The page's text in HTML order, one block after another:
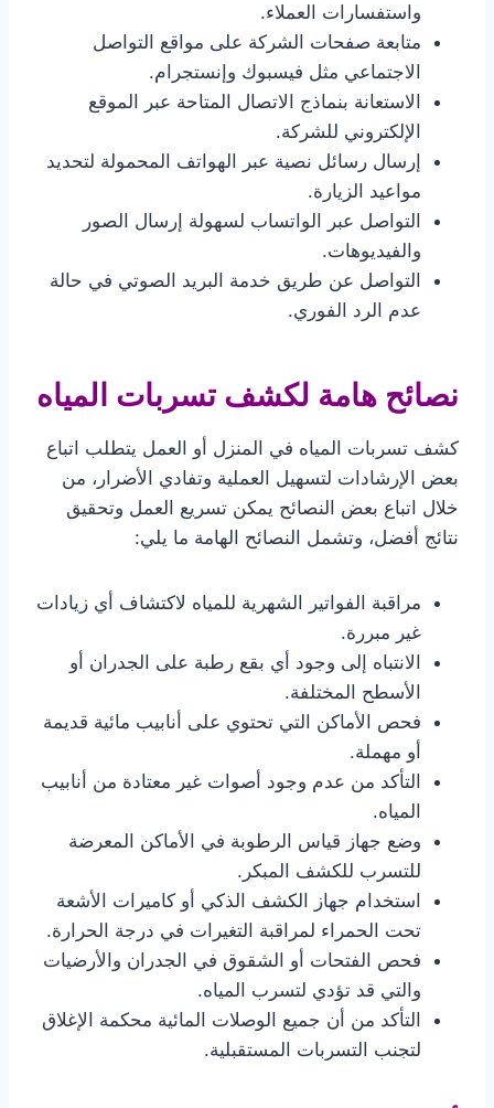
واستفسارات العملاء.
متابعة صفحات الشركة على مواقع التواصل
الاجتماعي مثل فيسبوك وإنستجرام.
الاستعانة بنماذج الاتصال المتاحة عبر الموقع
الإلكتروني للشركة.
إرسال رسائل نصية عبر الهواتف المحمولة لتحديد
مواعيد الزيارة.
التواصل عبر الواتساب لسهولة إرسال الصور
والفيديوهات.
التواصل عن طريق خدمة البريد الصوتي في حالة
عدم الرد الفوري.
نصائح هامة لكشف تسربات المياه
كشف تسربات المياه في المنزل أو العمل يتطلب اتباع
بعض الإرشادات لتسهيل العملية وتفادي الأضرار، من
خلال اتباع بعض النصائح يمكن تسريع العمل وتحقيق
نتائج أفضل، وتشمل النصائح الهامة ما يلي:
مراقبة الفواتير الشهرية للمياه لاكتشاف أي زيادات
غير مبررة.
الانتباه إلى وجود أي بقع رطبة على الجدران أو
الأسطح المختلفة.
فحص الأماكن التي تحتوي على أنابيب مائية قديمة
أو مهملة.
التأكد من عدم وجود أصوات غير معتادة من أنابيب
المياه.
وضع جهاز قياس الرطوبة في الأماكن المعرضة
للتسرب للكشف المبكر.
استخدام جهاز الكشف الذكي أو كاميرات الأشعة
تحت الحمراء لمراقبة التغيرات في درجة الحرارة.
فحص الفتحات أو الشقوق في الجدران والأرضيات
والتي قد تؤدي لتسرب المياه.
التأكد من أن جميع الوصلات المائية محكمة الإغلاق
لتجنب التسربات المستقبلية.